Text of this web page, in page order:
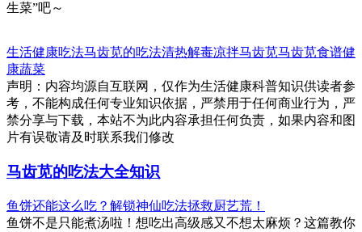
生菜”吧～
生活健康吃法马齿苋的吃法清热解毒凉拌马齿苋马齿苋食谱健
康蔬菜
声明：内容均源自互联网，仅作为生活健康科普知识供读者参
考，不能构成任何专业知识依据，严禁用于任何商业行为，严
禁分享与下载，本站不为此内容承担任何负责，如果内容和图
片有误敬请及时联系我们修改
马齿苋的吃法大全知识
鱼饼还能这么吃？解锁神仙吃法拯救厨艺荒！
鱼饼不是只能煮汤啦！想吃出高级感又不想太麻烦？这篇教你